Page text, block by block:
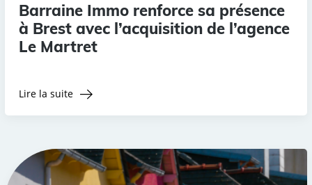
Barraine Immo renforce sa présence
à Brest avec l’acquisition de l’agence
Le Martret
Lire la suite